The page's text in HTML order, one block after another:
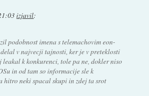
izjavil:
podobnost imena s telemachovim eon-
v najvecji tajnosti, ker je v preteklosti
k konkurenci, tole pa ne, dokler niso
in od tam so informacije sle k
hitro neki spacal skupi in zdej ta srot